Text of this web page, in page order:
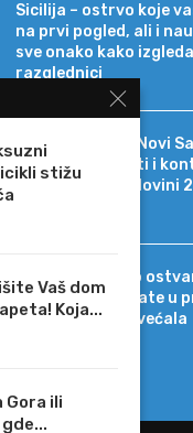
Sicilija – ostrvo koje
na prvi pogled, ali i
sve onako kako
razglednici
Erste Bank a.d. Novi
Stabilni rezultati i
rast i u prvoj polovini
Intesa Sanpaolo
rekordne rezultate u
polugodištu, povećala
stižu
Vaš dom
Koja...
Gora ili